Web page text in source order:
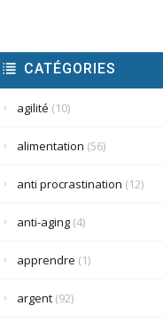
CATÉGORIES
agilité (10)
alimentation (56)
anti procrastination (12)
anti-aging(4)
apprendre (1)
argent(92)